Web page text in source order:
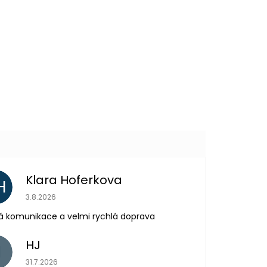
Klara Hoferkova
Hodnocení obchodu je 5 z 5 hvězdiček.
3.8.2026
komunikace a velmi rychlá doprava
HJ
Hodnocení obchodu je 5 z 5 hvězdiček.
31.7.2026